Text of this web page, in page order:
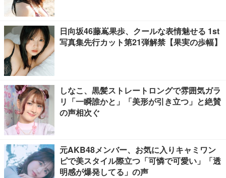
日向坂46藤嶌果歩、クールな表情魅せる 1st
写真集先行カット第21弾解禁【果実の歩幅】
しなこ、黒髪ストレートロングで雰囲気ガラ
リ「一瞬誰かと」「美形が引き立つ」と絶賛
の声相次ぐ
元AKB48メンバー、お気に入りキャミワン
ピで美スタイル際立つ「可憐で可愛い」「透
明感が爆発してる」の声